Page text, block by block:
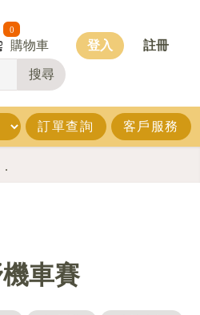
搜尋
0
購物車 登入 註冊
訂單查詢 客戶服務
.
車賽